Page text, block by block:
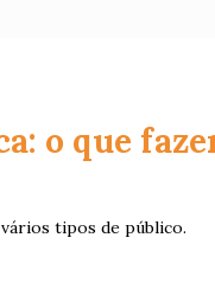
o que
tipos de público.